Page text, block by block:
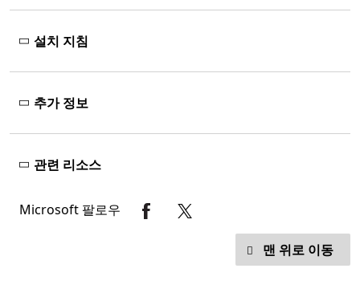
설치 지침
추가 정보
관련 리소스
Microsoft 팔로우
맨 위로 이동